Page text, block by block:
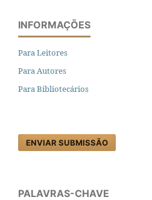
INFORMAÇÕES
Para Leitores
Para Autores
Para Bibliotecários
ENVIAR SUBMISSÃO
PALAVRAS-CHAVE